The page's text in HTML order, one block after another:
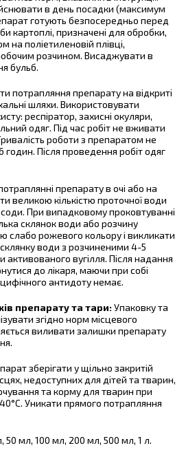
в день посадки (максимум
готують безпосередньо перед
картоплі, призначені для обробки,
поліетиленовій плівці,
розчином. Висаджувати в
бульб.
потрапляння препарату на відкриті
шляхи. Використовувати
респіратор, захисні окуляри,
одяг. Під час робіт не вживати
роботи з препаратом не
Після проведення робіт одяг
препарату в очі або на
великою кількістю проточної води
При випадковому проковтуванні
склянок води або розчину
слабо рожевого кольору і викликати
води з розчиненими 4-5
вугілля. Після надання
до лікаря, маючи при собі
антидоту немає.
препарату та тари:Упаковку та
згідно норм місцевого
виливати залишки препарату
зберігати у щільно закритій
недоступних для дітей та тварин,
та корму для тварин при
Уникати прямого потрапляння
50 мл, 100 мл, 200 мл, 500 мл, 1 л.